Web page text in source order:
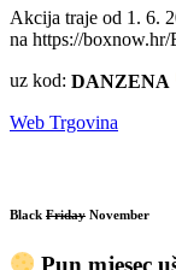
Akcija traje od 1. 6.
na https://
uz kod: DANZENA
Web Trgovina
Black Friday November
Pun mjesec